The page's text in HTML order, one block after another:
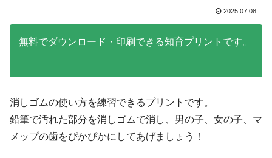
2025.07.08
無料でダウンロード・印刷できる知育プリントです。
消しゴムの使い方を練習できるプリントです。
鉛筆で汚れた部分を消しゴムで消し、男の子、女の子、マ
メップの歯をぴかぴかにしてあげましょう！